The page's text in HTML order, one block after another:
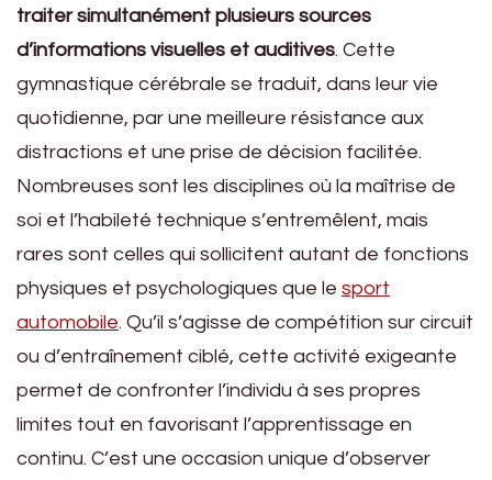
traiter simultanément plusieurs sources
d’informations visuelles et auditives. Cette
gymnastique cérébrale se traduit, dans leur vie
quotidienne, par une meilleure résistance aux
distractions et une prise de décision facilitée.
Nombreuses sont les disciplines où la maîtrise de
soi et l’habileté technique s’entremêlent, mais
rares sont celles qui sollicitent autant de fonctions
physiques et psychologiques que le sport
automobile. Qu’il s’agisse de compétition sur circuit
ou d’entraînement ciblé, cette activité exigeante
permet de confronter l’individu à ses propres
limites tout en favorisant l’apprentissage en
continu. C’est une occasion unique d’observer